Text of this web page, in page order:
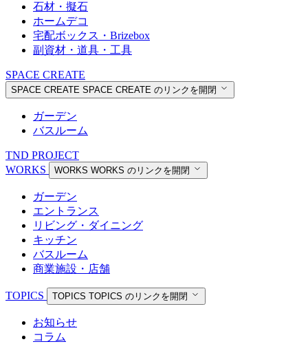
石材・擬石
ホームデコ
宅配ボックス・Brizebox
副資材・道具・工具
SPACE CREATE
SPACE CREATE SPACE CREATE のリンクを開閉
ガーデン
バスルーム
TND PROJECT
WORKS
WORKS WORKS のリンクを開閉
ガーデン
エントランス
リビング・ダイニング
キッチン
バスルーム
商業施設・店舗
TOPICS TOPICS TOPICS のリンクを開閉
お知らせ
コラム